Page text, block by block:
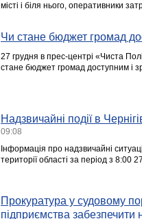
місті і біля нього, оперативники
Чи стане бюджет громад
27 грудня в прес-центрі «Чиста
стане бюджет громад доступним і
Надзвичайні події в
09:08
Інформація про надзвичайні
території області за період з 8:00
Прокуратура у судовому
підприємства забезпечити